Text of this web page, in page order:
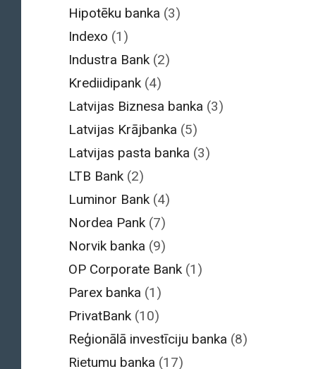
Hipotēku banka (3)
Indexo (1)
Industra Bank (2)
Krediidipank (4)
Latvijas Biznesa banka (3)
Latvijas Krājbanka (5)
Latvijas pasta banka (3)
LTB Bank (2)
Luminor Bank (4)
Nordea Pank (7)
Norvik banka (9)
OP Corporate Bank (1)
Parex banka (1)
PrivatBank (10)
Reģionālā investīciju banka (8)
Rietumu banka (17)